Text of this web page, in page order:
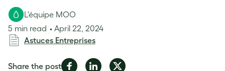
L'équipe MOO
5 min read
April 22, 2024
Astuces Entreprises
Share the postShare Share Share